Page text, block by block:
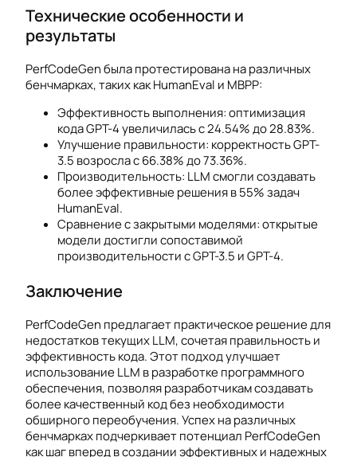
Технические особенности и
результаты
PerfCodeGen была протестирована на различных
бенчмарках, таких как HumanEval и MBPP:
Эффективность выполнения: оптимизация
кода GPT-4 увеличилась с 24.54% до 28.83%.
Улучшение правильности: корректность GPT-
3.5 возросла с 66.38% до 73.36%.
Производительность: LLM смогли создавать
более эффективные решения в 55% задач
HumanEval.
Сравнение с закрытыми моделями: открытые
модели достигли сопоставимой
производительности с GPT-3.5 и GPT-4.
Заключение
PerfCodeGen предлагает практическое решение для
недостатков текущих LLM, сочетая правильность и
эффективность кода. Этот подход улучшает
использование LLM в разработке программного
обеспечения, позволяя разработчикам создавать
более качественный код без необходимости
обширного переобучения. Успех на различных
бенчмарках подчеркивает потенциал PerfCodeGen
как шаг вперед в создании эффективных и надежных